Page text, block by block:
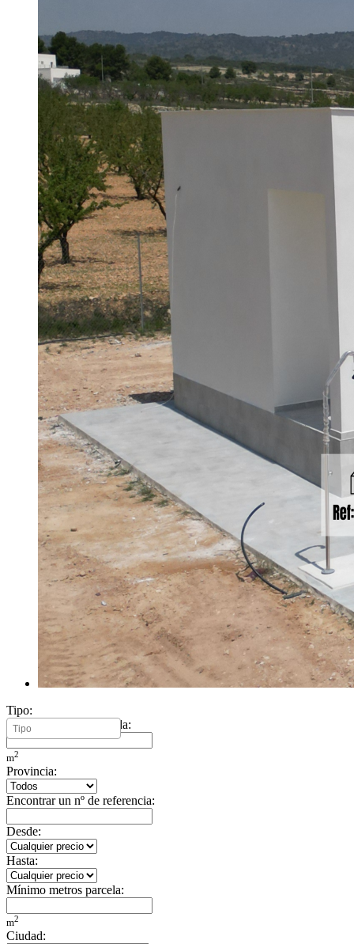
Tipo:
Mínimo metros vivienda:
m2
Provincia:
Encontrar un nº de referencia:
Desde:
Hasta:
Mínimo metros parcela:
m2
Ciudad: